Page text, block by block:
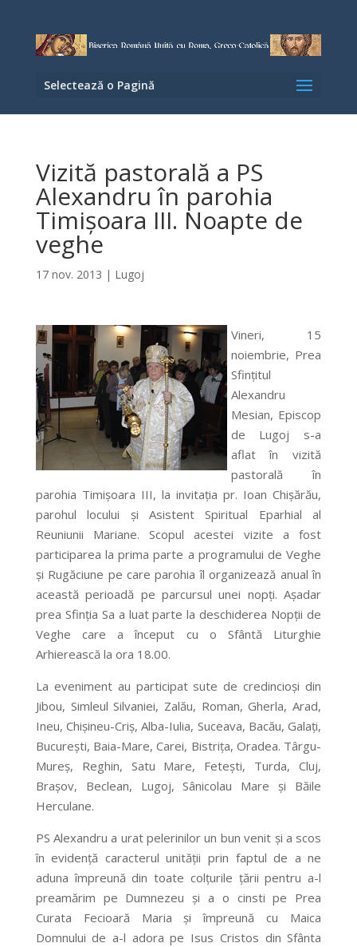
Selectează o Pagină
Vizită pastorală a PS
Alexandru în parohia
Timişoara III. Noapte de
veghe
17 nov. 2013 | Lugoj
Vineri, 15
noiembrie, Prea
Sfinţitul
Alexandru
Mesian, Episcop
de Lugoj s-a
aflat în vizită
pastorală în
parohia Timişoara III, la invitaţia pr. Ioan Chişărău,
parohul locului şi Asistent Spiritual Eparhial al
Reuniunii Mariane. Scopul acestei vizite a fost
participarea la prima parte a programului de Veghe
şi Rugăciune pe care parohia îl organizează anual în
această perioadă pe parcursul unei nopţi. Aşadar
prea Sfinţia Sa a luat parte la deschiderea Nopţii de
Veghe care a început cu o Sfântă Liturghie
Arhierească la ora 18.00.
La eveniment au participat sute de credincioşi din
Jibou, Simleul Silvaniei, Zalău, Roman, Gherla, Arad,
Ineu, Chişineu-Criş, Alba-Iulia, Suceava, Bacău, Galaţi,
Bucureşti, Baia-Mare, Carei, Bistriţa, Oradea. Târgu-
Mureş, Reghin, Satu Mare, Feteşti, Turda, Cluj,
Braşov, Beclean, Lugoj, Sânicolau Mare şi Băile
Herculane.
PS Alexandru a urat pelerinilor un bun venit şi a scos
în evidenţă caracterul unităţii prin faptul de a ne
aduna împreună din toate colţurile ţării pentru a-l
preamărim pe Dumnezeu şi a o cinsti pe Prea
Curata Fecioară Maria şi împreună cu Maica
Domnului de a-l adora pe Isus Cristos din Sfânta